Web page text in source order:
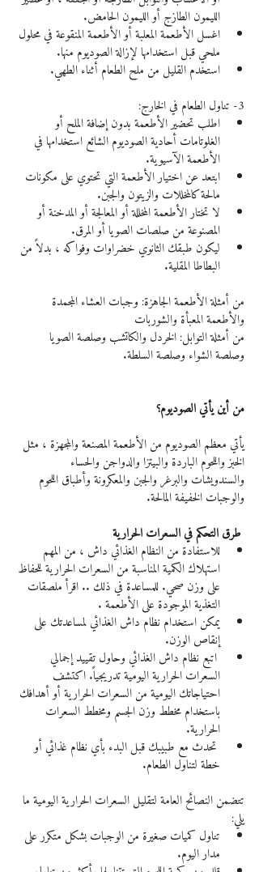
الليمون الطازج أو الليمون الحامض.
اغسل الأطعمة المعلبة أو الأطعمة المنقوعة في محلول
ملحي قبل استخدامها لإزالة الصوديوم منها.
استخدم القليل من ملح الطعام أثناء الطهي.
3- تناول الطعام في الخارج:
اطلب تحضير الأطعمة بدون إضافة الملح أو
الغلوتامات أحادية الصوديوم الشائع استخدامها في
الأطعمة الآسيوية.
ابتعد عن اختيار الأطعمة التي تحتوي على مكونات
مالحة كالمخللات والزيتون والجبن.
لا تختار الأطعمة المخللة أو المعالجة أو المدخنة أو
المصنوعة من صلصات الصويا أو المرق.
ليكون طبقك الثانوي خضراوات وفواكه ، بدلاً من
البطاطا المقلية.
من أمثلة الأطعمة الجاهزة: وجبات العشاء المجمدة
والأطعمة المعبأة والشوربات
من أمثلة التوابل: الخردل والكاتشب وصلصة الصويا
وصلصة الشواء وصلصة السلطة.
من أين يأتي الصوديوم؟
يأتي معظم الصوديوم من الأطعمة المصنعة والمجهزة ، مثل
الخبز واللحوم الباردة والبيتزا والدواجن والحساء
والسندويشات والبرغر والجبن والمعكرونة وأطباق اللحوم
والوجبات الخفيفة المالحة.
للاستفادة من النظام الغذائي داش ، من المهم
استهلاك الكمية المناسبة من السعرات الحرارية للحفاظ
على وزن صحي. للمساعدة في ذلك .. اقرأ ملصقات
التغذية الموجودة على الأطعمة .
يمكن استخدام نظام داش الغذائي لمساعدتك على
إنقاص الوزن.
اتبع نظام داش الغذائي وحاول تقييد إجمالي
السعرات الحرارية اليومية تدريجياً. اكتشف
احتياجاتك اليومية من السعرات الحرارية أو أهدافك
باستخدام مخطط وزن الجسم ومخطط السعرات
الحرارية.
تحدث مع طبيبك قبل البدء بأي نظام غذائي أو
خطة لتناول الطعام.
تتضمن النصائح العامة لتقليل السعرات الحرارية اليومية ما
يلي:
تناول كميات صغيرة من الوجبات بشكل متكرر على
مدار اليوم.